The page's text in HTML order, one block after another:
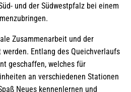
und der Südwestpfalz bei einem
Zusammenarbeit und der
Entlang des Queichverlaufs
geschaffen, welches für
an verschiedenen Stationen
Neues kennenlernen und